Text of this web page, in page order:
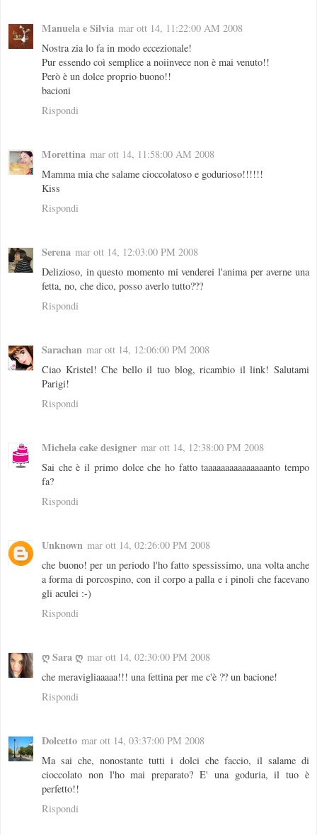
Manuela e Silvia mar ott 14, 11:22:00 AM 2008
Nostra zia lo fa in modo eccezionale!
Pur essendo coì semplice a noiinvece non è mai venuto!!
Però è un dolce proprio buono!!
bacioni
Rispondi
Morettina mar ott 14, 11:58:00 AM 2008
Mamma mia che salame cioccolatoso e godurioso!!!!!!
Kiss
Rispondi
Serena mar ott 14, 12:03:00 PM 2008
Delizioso, in questo momento mi venderei l'anima per averne una
fetta, no, che dico, posso averlo tutto???
Rispondi
Sarachan mar ott 14, 12:06:00 PM 2008
Ciao Kristel! Che bello il tuo blog, ricambio il link! Salutami
Parigi!
Rispondi
Michela cake designer mar ott 14, 12:38:00 PM 2008
Sai che è il primo dolce che ho fatto taaaaaaaaaaaaaaanto tempo
fa?
Rispondi
Unknown mar ott 14, 02:26:00 PM 2008
che buono! per un periodo l'ho fatto spessissimo, una volta anche
a forma di porcospino, con il corpo a palla e i pinoli che facevano
gli aculei :-)
Rispondi
ღ Sara ღ mar ott 14, 02:30:00 PM 2008
che meravigliaaaaa!!! una fettina per me c'è ?? un bacione!
Rispondi
Dolcetto mar ott 14, 03:37:00 PM 2008
Ma sai che, nonostante tutti i dolci che faccio, il salame di
cioccolato non l'ho mai preparato? E' una goduria, il tuo è
perfetto!!
Rispondi